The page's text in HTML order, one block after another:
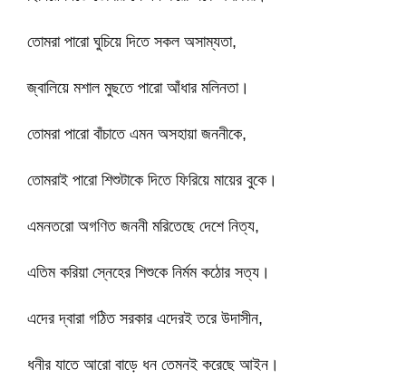
তোমরা পারো ঘুচিয়ে দিতে সকল অসাম্যতা,
জ্বালিয়ে মশাল মুছতে পারো আঁধার মলিনতা।
তোমরা পারো বাঁচাতে এমন অসহায়া জননীকে,
তোমরাই পারো শিশুটাকে দিতে ফিরিয়ে মায়ের বুকে।
এমনতরো অগণিত জননী মরিতেছে দেশে নিত্য,
এতিম করিয়া স্নেহের শিশুকে নির্মম কঠোর সত্য।
এদের দ্বারা গঠিত সরকার এদেরই তরে উদাসীন,
ধনীর যাতে আরো বাড়ে ধন তেমনই করেছে আইন।